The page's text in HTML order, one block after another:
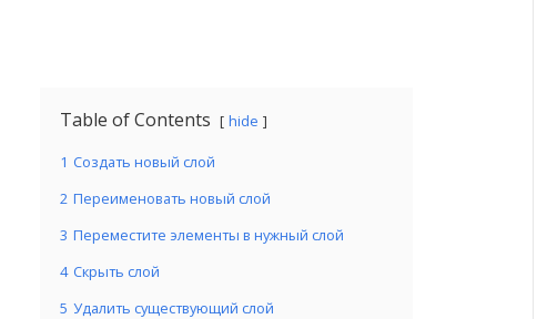
Table of Contents hide
1 Создать новый слой
2 Переименовать новый слой
3 Переместите элементы в нужный слой
4 Скрыть слой
5 Удалить существующий слой